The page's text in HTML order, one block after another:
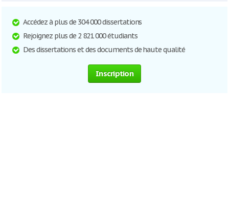
Accédez à plus de 304 000 dissertations
Rejoignez plus de 2 821 000 étudiants
Des dissertations et des documents de haute qualité
Inscription